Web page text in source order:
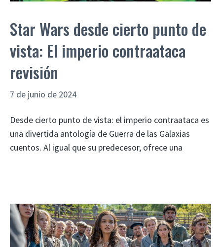
Star Wars desde cierto punto de
vista: El imperio contraataca
revisión
7 de junio de 2024
Desde cierto punto de vista: el imperio contraataca es
una divertida antología de Guerra de las Galaxias
cuentos. Al igual que su predecesor, ofrece una